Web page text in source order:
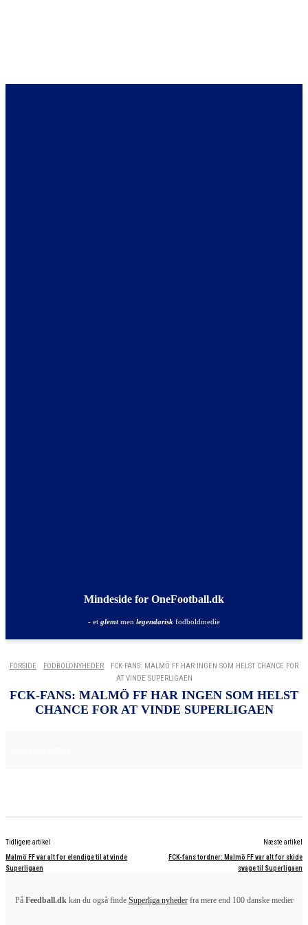
Mindeside for OneFootball.dk
- et glemtmen legendarisk fodboldmedie
FORSIDE FODBOLDNYHEDER
FCK-FANS: MALMÖ FF HAR INGEN SOM HELST CHANCE FOR
AT VINDE SUPERLIGAEN
FCK-FANS: MALMÖ FF HAR INGEN SOM HELST
CHANCE FOR AT VINDE SUPERLIGAEN
Tidligere artikel
Malmö FF var alt for elendige til at vinde
Superligaen
Næste artikel
FCK-fans tordner: Malmö FF var alt for skide
svage til Superligaen
På Feedball.dkkan du også finde Superliga nyhederfra mere end 100 danske medier